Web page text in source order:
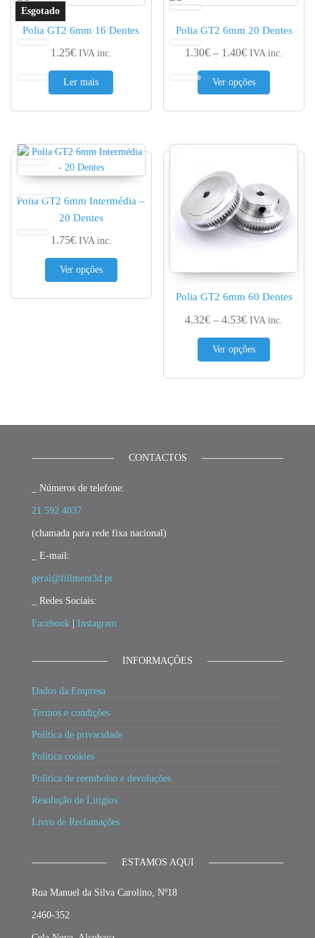
Polia GT2 6mm 16 Dentes
1.25€ IVA inc.
Ler mais
Polia GT2 6mm 20 Dentes
1.30€ – 1.40€Price range:
IVA inc.
Ver opções
This
Polia GT2 6mm Intermédia –
20 Dentes
1.75€ IVA inc.
Ver opções
This product has multiple variants. The options
Polia GT2 6mm 60 Dentes
4.32€ – 4.53€Price range:
IVA inc.
Ver opções
This
CONTACTOS
_ Números de telefone:
21 592 4037
(chamada para rede fixa nacional)
_ E-mail:
geral@fillment3d.pt
_ Redes Sociais:
Facebook Instagram
INFORMAÇÕES
Dados da Empresa
Termos e condições
Política de privacidade
Política cookies
Política de reembolso e devoluções
Resolução de Litígios
Livro de Reclamações
ESTAMOS AQUI
Rua Manuel da Silva Carolino, Nº18
2460-352